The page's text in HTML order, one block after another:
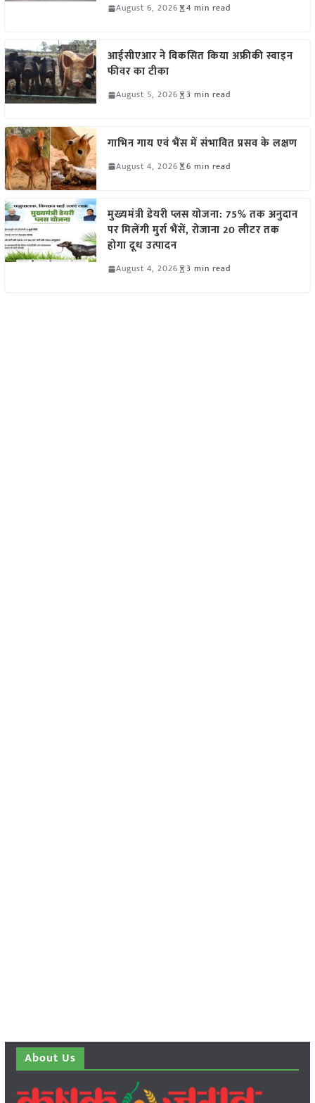
August 6, 2026 4 min read
आईसीएआर ने विकसित किया अफ्रीकी स्वाइन
फीवर का टीका
August 5, 2026 3 min read
गाभिन गाय एवं भैंस में संभावित प्रसव के लक्षण
August 4, 2026 6 min read
मुख्यमंत्री डेयरी प्लस योजना: 75% तक अनुदान
पर मिलेंगी मुर्रा भैंसें, रोजाना 20 लीटर तक
होगा दूध उत्पादन
August 4, 2026 3 min read
About Us